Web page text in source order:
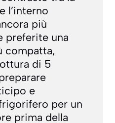
l’interno
più
preferite una
compatta,
di 5
e
per un
prima della